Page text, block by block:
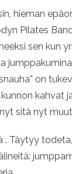
hieman
Pilates
sen kun
on
kahvat
sitä nyt
. Täytyy